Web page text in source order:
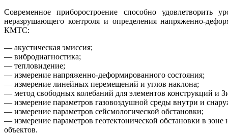
Современное приборостроение способно удовлетворить
неразрушающего контроля и определения напряженно-
КМТС:
— акустическая эмиссия;
— вибродиагностика;
— тепловидение;
— измерение напряженно-деформированного состояния;
— измерение линейных перемещений и углов наклона;
— метод свободных колебаний для элементов конструкций и
— измерение параметров газовоздушной среды внутри и
— измерение параметров сейсмологической обстановки;
— измерение параметров геотектонической обстановки в
объектов.